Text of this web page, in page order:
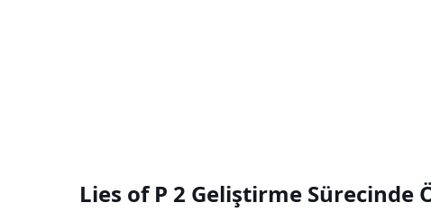
Lies of P 2 Geliştirme Sürecinde